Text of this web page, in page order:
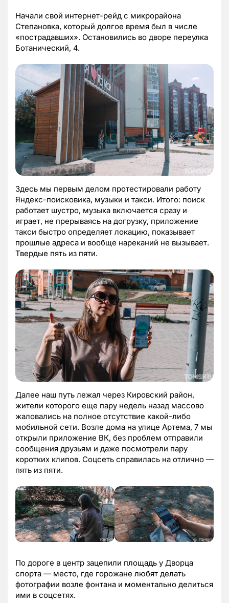
Начали свой интернет-рейд с микрорайона
Степановка, который долгое время был в числе
«пострадавших». Остановились во дворе переулка
Ботанический, 4.
Здесь мы первым делом протестировали работу
Яндекс-поисковика, музыки и такси. Итого: поиск
работает шустро, музыка включается сразу и
играет, не прерываясь на догрузку, приложение
такси быстро определяет локацию, показывает
прошлые адреса и вообще нареканий не вызывает.
Твердые пять из пяти.
Далее наш путь лежал через Кировский район,
жители которого еще пару недель назад массово
жаловались на полное отсутствие какой-либо
мобильной сети. Возле дома на улице Артема, 7 мы
открыли приложение ВК, без проблем отправили
сообщения друзьям и даже посмотрели пару
коротких клипов. Соцсеть справилась на отлично —
пять из пяти.
По дороге в центр зацепили площадь у Дворца
спорта — место, где горожане любят делать
фотографии возле фонтана и моментально делиться
ими в соцсетях.